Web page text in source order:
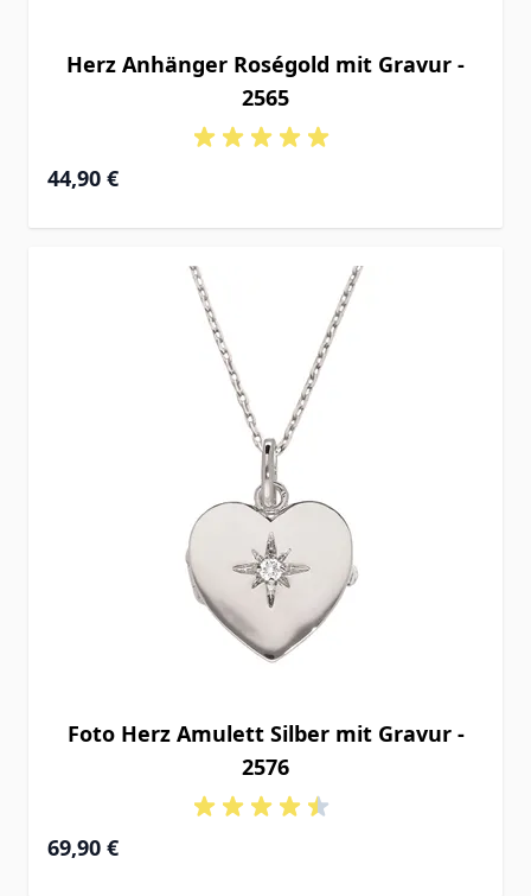
Herz Anhänger Roségold mit Gravur -
2565
44,90 €
Foto Herz Amulett Silber mit Gravur -
2576
69,90 €